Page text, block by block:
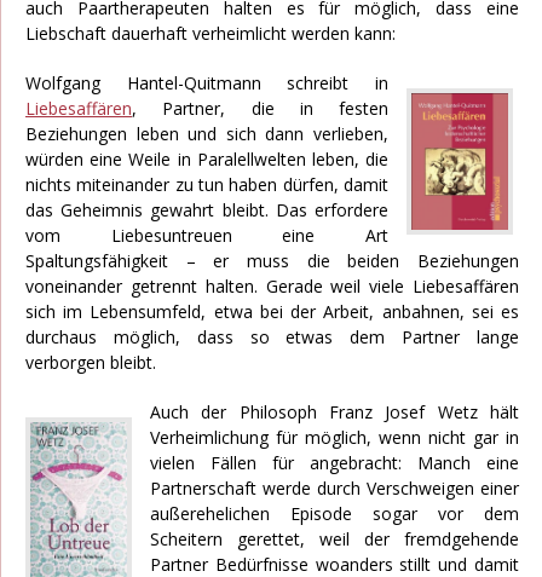
auch Paartherapeuten halten es für möglich, dass eine
Liebschaft dauerhaft verheimlicht werden kann:
Wolfgang Hantel-Quitmann schreibt in
Liebesaffären, Partner, die in festen
Beziehungen leben und sich dann verlieben,
würden eine Weile in Paralellwelten leben, die
nichts miteinander zu tun haben dürfen, damit
das Geheimnis gewahrt bleibt. Das erfordere
vom Liebesuntreuen eine Art
Spaltungsfähigkeit – er muss die beiden Beziehungen
voneinander getrennt halten. Gerade weil viele Liebesaffären
sich im Lebensumfeld, etwa bei der Arbeit, anbahnen, sei es
durchaus möglich, dass so etwas dem Partner lange
verborgen bleibt.
Auch der Philosoph Franz Josef Wetz hält
Verheimlichung für möglich, wenn nicht gar in
vielen Fällen für angebracht: Manch eine
Partnerschaft werde durch Verschweigen einer
außerehelichen Episode sogar vor dem
Scheitern gerettet, weil der fremdgehende
Partner Bedürfnisse woanders stillt und damit